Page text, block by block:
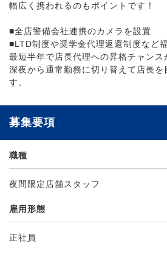
幅広く携われるのもポイントです！
■全店警備会社連携のカメラを設置
■LTD制度や奨学金代理返還制度など
最短半年で店長代理への昇格チャンス
深夜から通常勤務に切り替えて店長を
す。
募集要項
職種
夜間限定店舗スタッフ
雇用形態
正社員